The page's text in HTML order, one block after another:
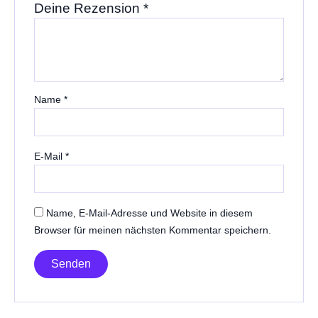
Deine Rezension *
Name *
E-Mail *
Name, E-Mail-Adresse und Website in diesem
Browser für meinen nächsten Kommentar speichern.